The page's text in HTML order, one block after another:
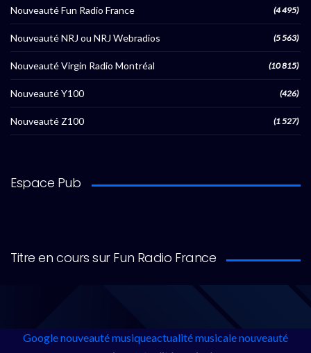
Nouveauté Fun Radio France (4 495)
Nouveauté NRJ ou NRJ Webradios (5 563)
Nouveauté Virgin Radio Montréal (10 815)
Nouveauté Y100 (426)
Nouveauté Z100 (1 527)
Espace Pub
Titre en cours sur Fun Radio France
Googlenouveauté musiqueactualité musicalenouveauté